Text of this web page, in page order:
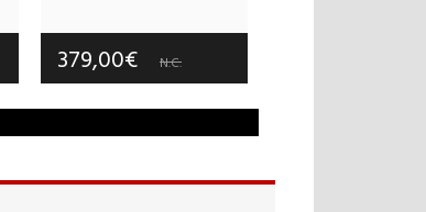
Garantie :3 an(s)
379,00€ N.C.